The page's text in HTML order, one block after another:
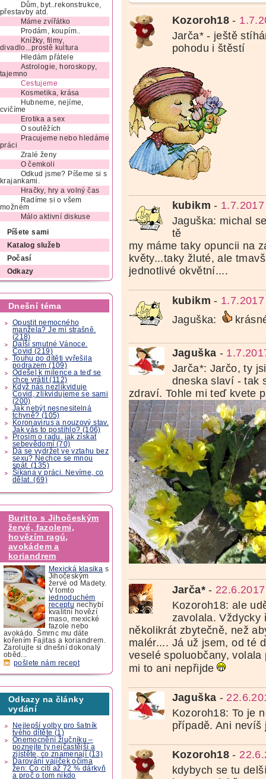
Dům, byt..rekonstrukce,
přestavby atd.
Máme zvířátko
Prodám, koupím..
Knížky, filmy,
divadlo...prostě kultura
Hledám přátele
Astrologie, horoskopy,
tajemno
Cestujeme
Kosmetika, krása
Hubneme, nejíme,
cvičíme
Erotika a sex
O soutěžích
Pracujeme nebo hledáme
práci
Zralé ženy
O čemkoli
Odkud jsme? Píšeme si s
krajankami.
Hračky, hry a volný čas
Radíme si o všem
možném
Málo aktivní diskuse
Píšete sami
Katalog služeb
Počasí
Odkazy
Dnešní téma
Opustit nemocného
manžela? Je mi strašně.
(218)
Další smutné Vánoce.
Covid (219)
Touhu po dítěti vyřešila
podrazem (109)
Odešel k milence a teď se
chce vrátit (112)
Když nás nezlikviduje
Covid, zlikvidujeme se sami
(200)
Jak nebýt nesnesitelná
tchyně? (105)
Koronavirus a nouzový stav.
Jak vás to postihlo? (106)
Prosím o radu, jak získat
sebevědomí (70)
Dá se vydržet ve vztahu bez
sexu? Nechce se mnou
spát. (135)
Šikana v práci. Nevíme, co
dělat. (69)
Buritto s Jihočeským
žervé, fazolemi,
hovězím ragú,
avokádem a
koriandrem
Mexická klasika s
Jihočeským
žervé od Madety.
V tomto
jednoduchém
receptu nechybí
kvalitní hovězí
maso, mexické
fazole nebo
avokádo. Šmrnc mu dáte
kořením Fajitas a koriandrem.
Zarolujte si dnešní dokonalý
oběd...
pošlete nám recept
Odkazy na články
vydání
Nejlepší volby pro šatník
tvého dítěte (1)
Onemocnění žlučníku –
poznejte ty nejčastější a
zjistěte, co znamenají (13)
Darování vajíček očima
žen: Co cítí až 72 % dárkyň
a proč o tom nikdo
Kozoroh18 -
Jarča* - ještě
pohodu i štěstí
kubikm -
Jaguška: michal
tě
my máme taky opuncii na
květy...taky žluté, ale
jednotlivé okvětní....
kubikm -
Jaguška:
Jaguška -
Jarča*: Jarčo, ty
dneska slaví - tak
zdraví. Tohle mi teď kvete
Jarča*-
Kozoroh18: ale
zavolala. Vždycky
několikrát zbytečně, než
malér.... Já už jsem, od té
veselé spoluobčany,
mi to ani nepřijde
Jaguška -
Kozoroh18: To je
případě. Ani nevíš
Kozoroh18 -
kdybych se tu